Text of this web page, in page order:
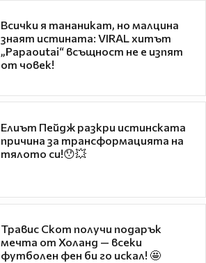
Всички я тананикат, но малцина
знаят истината: VIRAL хитът
„Papaoutai“ всъщност не е изпят
от човек!
Елиът Пейдж разкри истинската
причина за трансформацията на
тялото си!😯💥
Травис Скот получи подарък
мечта от Холанд — всеки
футболен фен би го искал! 🤩